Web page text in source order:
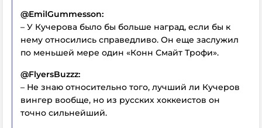
@EmilGummesson:
– У Кучерова было бы больше наград, если бы к
нему относились справедливо. Он еще заслужил
по меньшей мере один «Конн Смайт Трофи».
@FlyersBuzzz:
– Не знаю относительно того, лучший ли Кучеров
вингер вообще, но из русских хоккеистов он
точно сильнейший.